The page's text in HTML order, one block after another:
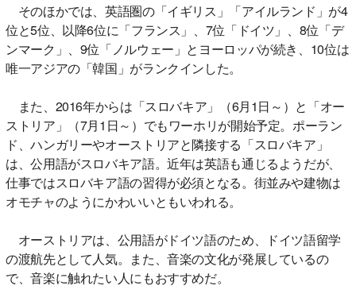
そのほかでは、英語圏の「イギリス」「アイルランド」が4
位と5位、以降6位に「フランス」、7位「ドイツ」、8位「デ
ンマーク」、9位「ノルウェー」とヨーロッパが続き、10位は
唯一アジアの「韓国」がランクインした。
また、2016年からは「スロバキア」（6月1日～）と「オー
ストリア」（7月1日～）でもワーホリが開始予定。ポーラン
ド、ハンガリーやオーストリアと隣接する「スロバキア」
は、公用語がスロバキア語。近年は英語も通じるようだが、
仕事ではスロバキア語の習得が必須となる。街並みや建物は
オモチャのようにかわいいともいわれる。
オーストリアは、公用語がドイツ語のため、ドイツ語留学
の渡航先として人気。また、音楽の文化が発展しているの
で、音楽に触れたい人にもおすすめだ。